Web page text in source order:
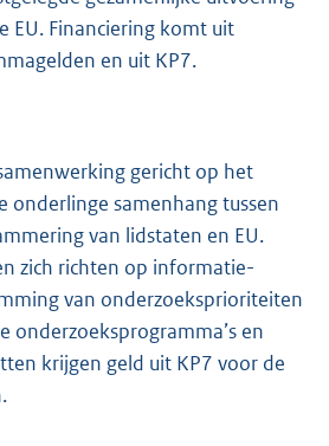
EU. Financiering komt uit
en uit KP7.
gericht op het
onderlinge samenhang tussen
van lidstaten en EU.
zich richten op informatie-
van onderzoeksprioriteiten
onderzoeksprogramma’s en
krijgen geld uit KP7 voor de